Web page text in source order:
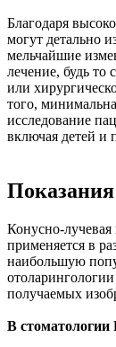
Благодаря
могут детально
мельчайшие
лечение, будь то
или
того,
исследование
включая детей
Конусно-
применяется в
наибольшую
получаемых
В